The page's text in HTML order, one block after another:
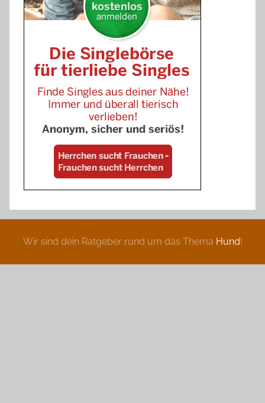
Wir sind dein Ratgeber rund um das Thema Hund!